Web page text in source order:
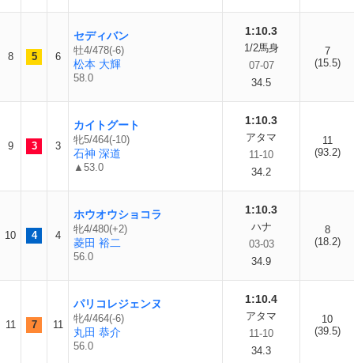
8 5 6
セディバン
牡4/478(-6)
松本 大輝
58.0
1:10.3
1/2馬身
07-07
34.5
7
(15.5)
9 3 3
カイトグート
牝5/464(-10)
石神 深道
▲53.0
1:10.3
アタマ
11-10
34.2
11
(93.2)
10 4 4
ホウオウショコラ
牝4/480(+2)
菱田 裕二
56.0
1:10.3
ハナ
03-03
34.9
8
(18.2)
11 7 11
パリコレジェンヌ
牝4/464(-6)
丸田 恭介
56.0
1:10.4
アタマ
11-10
34.3
10
(39.5)